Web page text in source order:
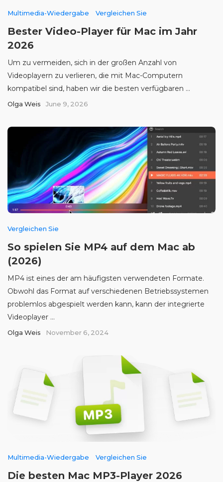
Multimedia-Wiedergabe Vergleichen Sie
Bester Video-Player für Mac im Jahr
2026
Um zu vermeiden, sich in der großen Anzahl von
Videoplayern zu verlieren, die mit Mac-Computern
kompatibel sind, haben wir die besten verfügbaren ...
Olga Weis June 9, 2026
Vergleichen Sie
So spielen Sie MP4 auf dem Mac ab
(2026)
MP4 ist eines der am häufigsten verwendeten Formate.
Obwohl das Format auf verschiedenen Betriebssystemen
problemlos abgespielt werden kann, kann der integrierte
Videoplayer ...
Olga Weis November 6, 2024
Multimedia-Wiedergabe Vergleichen Sie
Die besten Mac MP3-Player 2026